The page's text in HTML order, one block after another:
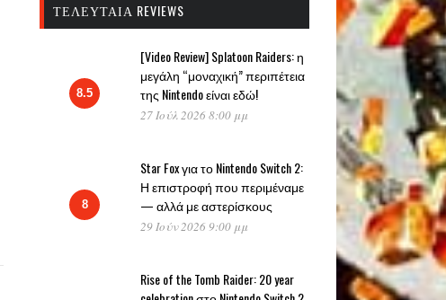
ΤΕΛΕΥΤΑΊΑ REVIEWS
8.5
[Video Review] Splatoon Raiders: η
μεγάλη “μοναχική” περιπέτεια
της Nintendo είναι εδώ!
27 Ιούλ 2026 8:00 μμ
8
Star Fox για το Nintendo Switch 2:
Η επιστροφή που περιμέναμε
— αλλά με αστερίσκους
29 Ιούν 2026 9:00 μμ
Rise of the Tomb Raider: 20 year